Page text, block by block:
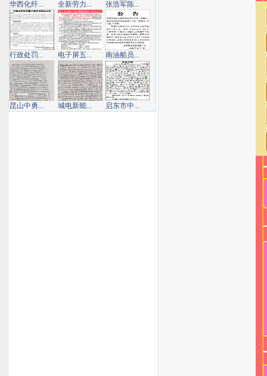
华西化纤... 全新劳力... 张浩军陈...
行政处罚... 电子屏五... 南油船员...
昆山中勇... 城电新能... 启东市中...